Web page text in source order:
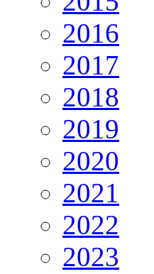
2016
2017
2018
2019
2020
2021
2022
2023